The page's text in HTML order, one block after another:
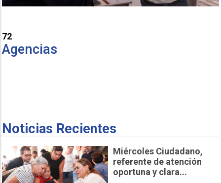
72
Agencias
Noticias Recientes
Miércoles Ciudadano,
referente de atención
oportuna y clara...